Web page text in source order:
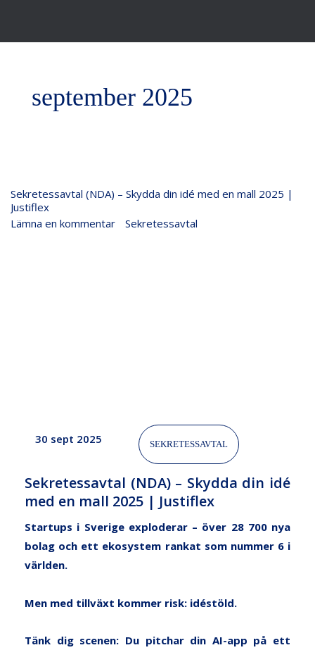
september 2025
Sekretessavtal (NDA) – Skydda din idé med en mall 2025 |
Justiflex
Lämna en kommentar
Sekretessavtal
30 sept 2025 SEKRETESSAVTAL
Sekretessavtal (NDA) – Skydda din idé
med en mall 2025 | Justiflex
Startups i Sverige exploderar – över 28 700 nya
bolag och ett ekosystem rankat som nummer 6 i
världen.
Men med tillväxt kommer risk: idéstöld.
Tänk dig scenen: Du pitchar din AI-app på ett
(NDA)
–